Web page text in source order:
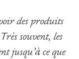
des produits
souvent, les
jusqu’à ce que